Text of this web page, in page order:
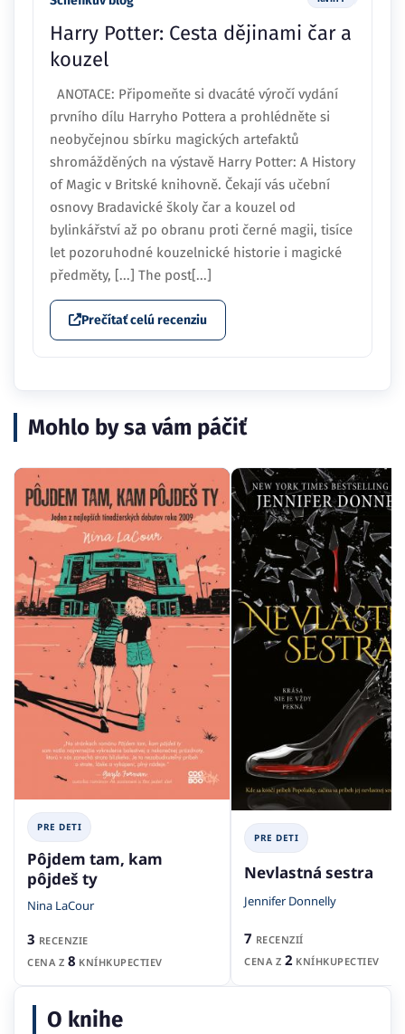
Harry Potter: Cesta dějinami čar a
kouzel
ANOTACE: Připomeňte si dvacáté výročí vydání
prvního dílu Harryho Pottera a prohlédněte si
neobyčejnou sbírku magických artefaktů
shromážděných na výstavě Harry Potter: A History
of Magic v Britské knihovně. Čekají vás učební
osnovy Bradavické školy čar a kouzel od
bylinkářství až po obranu proti černé magii, tisíce
let pozoruhodné kouzelnické historie i magické
předměty, [...] The post[...]
Prečítať celú recenziu
Mohlo by sa vám páčiť
PRE DETI
Pôjdem tam, kam
pôjdeš ty
Nina LaCour
3 RECENZIE
CENA Z 8 KNÍHKUPECTIEV
PRE DETI
Nevlastná sestra
Jennifer Donnelly
7 RECENZIÍ
CENA Z 2 KNÍHKUPECTIEV
O knihe